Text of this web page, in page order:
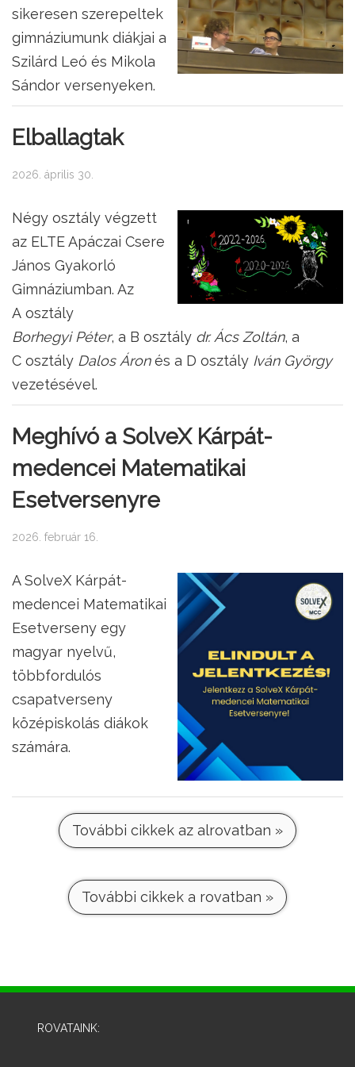
sikeresen szerepeltek
gimnáziumunk diákjai a
Szilárd Leó és Mikola
Sándor versenyeken.
Elballagtak
2026. április 30.
Négy osztály végzett
az ELTE Apáczai Csere
János Gyakorló
Gimnáziumban. Az
A osztály
Borhegyi Péter, a B osztály dr. Ács Zoltán, a
C osztály Dalos Áronés a D osztály Iván György
vezetésével.
Meghívó a SolveX Kárpát-
medencei Matematikai
Esetversenyre
2026. február 16.
A SolveX Kárpát-
medencei Matematikai
Esetverseny egy
magyar nyelvű,
többfordulós
csapatverseny
középiskolás diákok
számára.
További cikkek az alrovatban »
További cikkek a rovatban »
ROVATAINK: